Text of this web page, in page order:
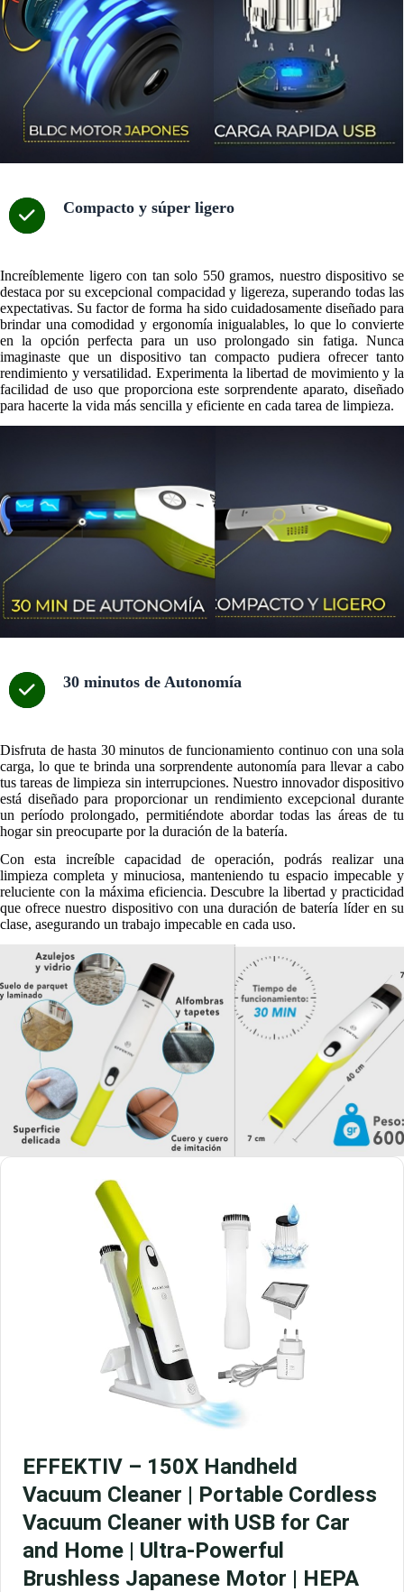
Compacto y súper ligero
Increíblemente ligero con tan solo 550 gramos, nuestro dispositivo se
destaca por su excepcional compacidad y ligereza, superando todas las
expectativas. Su factor de forma ha sido cuidadosamente diseñado para
brindar una comodidad y ergonomía inigualables, lo que lo convierte
en la opción perfecta para un uso prolongado sin fatiga. Nunca
imaginaste que un dispositivo tan compacto pudiera ofrecer tanto
rendimiento y versatilidad. Experimenta la libertad de movimiento y la
facilidad de uso que proporciona este sorprendente aparato, diseñado
para hacerte la vida más sencilla y eficiente en cada tarea de limpieza.
30 minutos de Autonomía
Disfruta de hasta 30 minutos de funcionamiento continuo con una sola
carga, lo que te brinda una sorprendente autonomía para llevar a cabo
tus tareas de limpieza sin interrupciones. Nuestro innovador dispositivo
está diseñado para proporcionar un rendimiento excepcional durante
un período prolongado, permitiéndote abordar todas las áreas de tu
hogar sin preocuparte por la duración de la batería.
Con esta increíble capacidad de operación, podrás realizar una
limpieza completa y minuciosa, manteniendo tu espacio impecable y
reluciente con la máxima eficiencia. Descubre la libertad y practicidad
que ofrece nuestro dispositivo con una duración de batería líder en su
clase, asegurando un trabajo impecable en cada uso.
EFFEKTIV – 150X Handheld
Vacuum Cleaner | Portable Cordless
Vacuum Cleaner with USB for Car
and Home | Ultra-Powerful
Brushless Japanese Motor | HEPA